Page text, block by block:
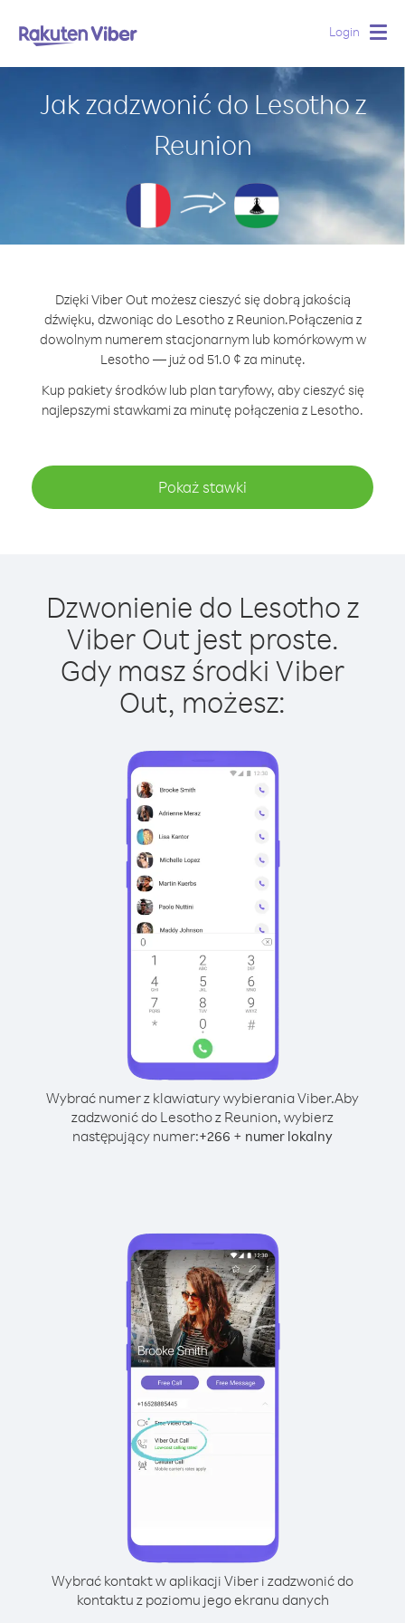
Login
Jak zadzwonić do Lesotho z
Reunion
Dzięki Viber Out możesz cieszyć się dobrą jakością
dźwięku, dzwoniąc do Lesotho z Reunion.Połączenia z
dowolnym numerem stacjonarnym lub komórkowym w
Lesotho — już od 51.0 ¢ za minutę.
Kup pakiety środków lub plan taryfowy, aby cieszyć się
najlepszymi stawkami za minutę połączenia z Lesotho.
Pokaż stawki
Dzwonienie do Lesotho z
Viber Out jest proste.
Gdy masz środki Viber
Out, możesz:
Wybrać numer z klawiatury wybierania Viber.Aby
zadzwonić do Lesotho z Reunion, wybierz
następujący numer:+266 + numer lokalny
Wybrać kontakt w aplikacji Viber i zadzwonić do
kontaktu z poziomu jego ekranu danych